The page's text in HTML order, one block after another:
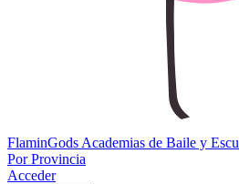
FlaminGods Academias de Baile y
Por Provincia
Acceder